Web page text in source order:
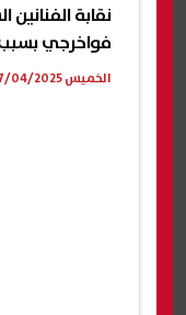
نقابة
فواخرجي
الخميس 17/04/2025 08:56 ص